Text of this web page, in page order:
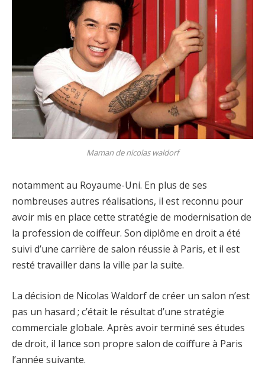
Maman de nicolas waldorf
notamment au Royaume-Uni. En plus de ses
nombreuses autres réalisations, il est reconnu pour
avoir mis en place cette stratégie de modernisation de
la profession de coiffeur. Son diplôme en droit a été
suivi d’une carrière de salon réussie à Paris, et il est
resté travailler dans la ville par la suite.
La décision de Nicolas Waldorf de créer un salon n’est
pas un hasard ; c’était le résultat d’une stratégie
commerciale globale. Après avoir terminé ses études
de droit, il lance son propre salon de coiffure à Paris
l’année suivante.